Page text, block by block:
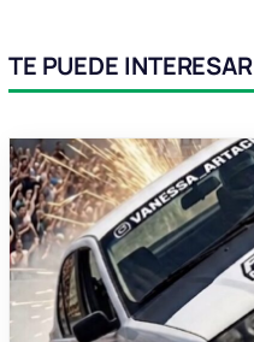
TE PUEDE INTERESAR